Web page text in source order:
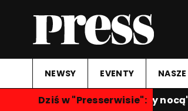
NEWSY EVENTY
Dziś w "Presserwisie":
"Rozmowy nocą"